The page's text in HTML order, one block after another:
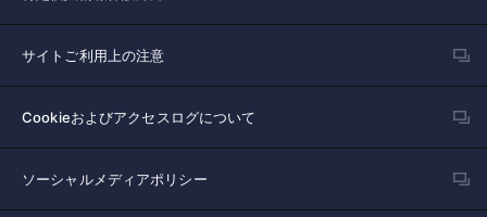
サイトご利用上の注意
Cookieおよびアクセスログについて
ソーシャルメディアポリシー